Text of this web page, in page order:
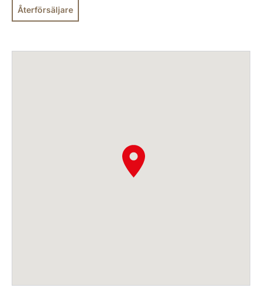
Återförsäljare